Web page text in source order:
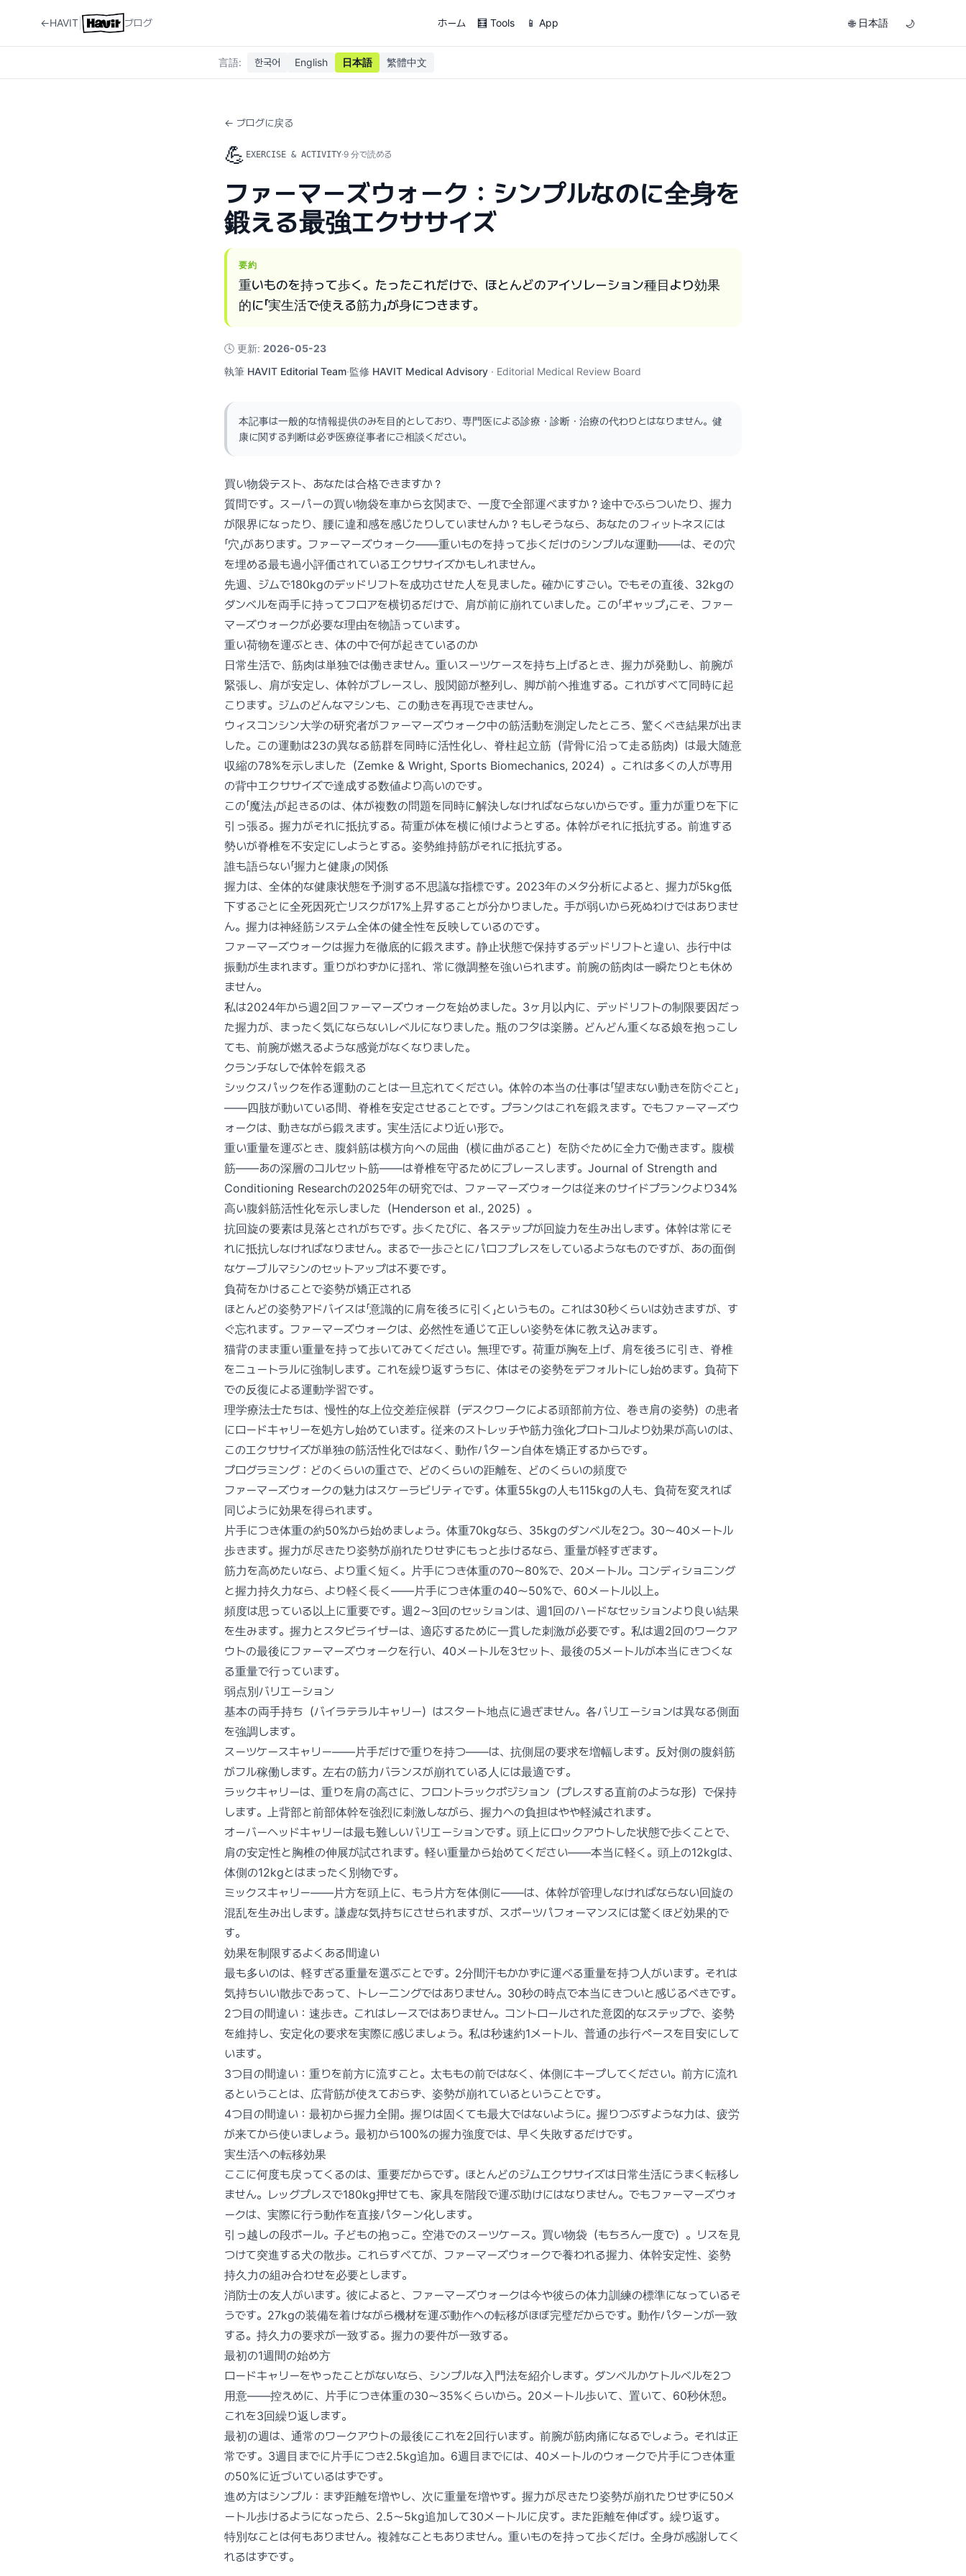
←HAVIT ブログ ホーム 🧮 Tools 📱 App 🌐 日本語 🌙
言語: 한국어 English 日本語 繁體中文
← ブログに戻る
💪 EXERCISE & ACTIVITY·9 分で読める
ファーマーズウォーク：シンプルなのに全身を
鍛える最強エクササイズ
要約
重いものを持って歩く。たったこれだけで、ほとんどのアイソレーション種目より効果
的に「実生活で使える筋力」が身につきます。
🕓 更新: 2026-05-23
執筆 HAVIT Editorial Team·監修 HAVIT Medical Advisory · Editorial Medical Review Board
本記事は一般的な情報提供のみを目的としており、専門医による診療・診断・治療の代わりとはなりません。健
康に関する判断は必ず医療従事者にご相談ください。
買い物袋テスト、あなたは合格できますか？
質問です。スーパーの買い物袋を車から玄関まで、一度で全部運べますか？途中でふらついたり、握力
が限界になったり、腰に違和感を感じたりしていませんか？もしそうなら、あなたのフィットネスには
「穴」があります。ファーマーズウォーク——重いものを持って歩くだけのシンプルな運動——は、その穴
を埋める最も過小評価されているエクササイズかもしれません。
先週、ジムで180kgのデッドリフトを成功させた人を見ました。確かにすごい。でもその直後、32kgの
ダンベルを両手に持ってフロアを横切るだけで、肩が前に崩れていました。この「ギャップ」こそ、ファー
マーズウォークが必要な理由を物語っています。
重い荷物を運ぶとき、体の中で何が起きているのか
日常生活で、筋肉は単独では働きません。重いスーツケースを持ち上げるとき、握力が発動し、前腕が
緊張し、肩が安定し、体幹がブレースし、股関節が整列し、脚が前へ推進する。これがすべて同時に起
こります。ジムのどんなマシンも、この動きを再現できません。
ウィスコンシン大学の研究者がファーマーズウォーク中の筋活動を測定したところ、驚くべき結果が出ま
した。この運動は23の異なる筋群を同時に活性化し、脊柱起立筋（背骨に沿って走る筋肉）は最大随意
収縮の78%を示しました（Zemke & Wright, Sports Biomechanics, 2024）。これは多くの人が専用
の背中エクササイズで達成する数値より高いのです。
この「魔法」が起きるのは、体が複数の問題を同時に解決しなければならないからです。重力が重りを下に
引っ張る。握力がそれに抵抗する。荷重が体を横に傾けようとする。体幹がそれに抵抗する。前進する
勢いが脊椎を不安定にしようとする。姿勢維持筋がそれに抵抗する。
誰も語らない「握力と健康」の関係
握力は、全体的な健康状態を予測する不思議な指標です。2023年のメタ分析によると、握力が5kg低
下するごとに全死因死亡リスクが17%上昇することが分かりました。手が弱いから死ぬわけではありませ
ん。握力は神経筋システム全体の健全性を反映しているのです。
ファーマーズウォークは握力を徹底的に鍛えます。静止状態で保持するデッドリフトと違い、歩行中は
振動が生まれます。重りがわずかに揺れ、常に微調整を強いられます。前腕の筋肉は一瞬たりとも休め
ません。
私は2024年から週2回ファーマーズウォークを始めました。3ヶ月以内に、デッドリフトの制限要因だっ
た握力が、まったく気にならないレベルになりました。瓶のフタは楽勝。どんどん重くなる娘を抱っこし
ても、前腕が燃えるような感覚がなくなりました。
クランチなしで体幹を鍛える
シックスパックを作る運動のことは一旦忘れてください。体幹の本当の仕事は「望まない動きを防ぐこと」
——四肢が動いている間、脊椎を安定させることです。プランクはこれを鍛えます。でもファーマーズウ
ォークは、動きながら鍛えます。実生活により近い形で。
重い重量を運ぶとき、腹斜筋は横方向への屈曲（横に曲がること）を防ぐために全力で働きます。腹横
筋——あの深層のコルセット筋——は脊椎を守るためにブレースします。Journal of Strength and
Conditioning Researchの2025年の研究では、ファーマーズウォークは従来のサイドプランクより34%
高い腹斜筋活性化を示しました（Henderson et al., 2025）。
抗回旋の要素は見落とされがちです。歩くたびに、各ステップが回旋力を生み出します。体幹は常にそ
れに抵抗しなければなりません。まるで一歩ごとにパロフプレスをしているようなものですが、あの面倒
なケーブルマシンのセットアップは不要です。
負荷をかけることで姿勢が矯正される
ほとんどの姿勢アドバイスは「意識的に肩を後ろに引く」というもの。これは30秒くらいは効きますが、す
ぐ忘れます。ファーマーズウォークは、必然性を通じて正しい姿勢を体に教え込みます。
猫背のまま重い重量を持って歩いてみてください。無理です。荷重が胸を上げ、肩を後ろに引き、脊椎
をニュートラルに強制します。これを繰り返すうちに、体はその姿勢をデフォルトにし始めます。負荷下
での反復による運動学習です。
理学療法士たちは、慢性的な上位交差症候群（デスクワークによる頭部前方位、巻き肩の姿勢）の患者
にロードキャリーを処方し始めています。従来のストレッチや筋力強化プロトコルより効果が高いのは、
このエクササイズが単独の筋活性化ではなく、動作パターン自体を矯正するからです。
プログラミング：どのくらいの重さで、どのくらいの距離を、どのくらいの頻度で
ファーマーズウォークの魅力はスケーラビリティです。体重55kgの人も115kgの人も、負荷を変えれば
同じように効果を得られます。
片手につき体重の約50%から始めましょう。体重70kgなら、35kgのダンベルを2つ。30〜40メートル
歩きます。握力が尽きたり姿勢が崩れたりせずにもっと歩けるなら、重量が軽すぎます。
筋力を高めたいなら、より重く短く。片手につき体重の70〜80%で、20メートル。コンディショニング
と握力持久力なら、より軽く長く——片手につき体重の40〜50%で、60メートル以上。
頻度は思っている以上に重要です。週2〜3回のセッションは、週1回のハードなセッションより良い結果
を生みます。握力とスタビライザーは、適応するために一貫した刺激が必要です。私は週2回のワークア
ウトの最後にファーマーズウォークを行い、40メートルを3セット、最後の5メートルが本当にきつくな
る重量で行っています。
弱点別バリエーション
基本の両手持ち（バイラテラルキャリー）はスタート地点に過ぎません。各バリエーションは異なる側面
を強調します。
スーツケースキャリー——片手だけで重りを持つ——は、抗側屈の要求を増幅します。反対側の腹斜筋
がフル稼働します。左右の筋力バランスが崩れている人には最適です。
ラックキャリーは、重りを肩の高さに、フロントラックポジション（プレスする直前のような形）で保持
します。上背部と前部体幹を強烈に刺激しながら、握力への負担はやや軽減されます。
オーバーヘッドキャリーは最も難しいバリエーションです。頭上にロックアウトした状態で歩くことで、
肩の安定性と胸椎の伸展が試されます。軽い重量から始めてください——本当に軽く。頭上の12kgは、
体側の12kgとはまったく別物です。
ミックスキャリー——片方を頭上に、もう片方を体側に——は、体幹が管理しなければならない回旋の
混乱を生み出します。謙虚な気持ちにさせられますが、スポーツパフォーマンスには驚くほど効果的で
す。
効果を制限するよくある間違い
最も多いのは、軽すぎる重量を選ぶことです。2分間汗もかかずに運べる重量を持つ人がいます。それは
気持ちいい散歩であって、トレーニングではありません。30秒の時点で本当にきついと感じるべきです。
2つ目の間違い：速歩き。これはレースではありません。コントロールされた意図的なステップで、姿勢
を維持し、安定化の要求を実際に感じましょう。私は秒速約1メートル、普通の歩行ペースを目安にして
います。
3つ目の間違い：重りを前方に流すこと。太ももの前ではなく、体側にキープしてください。前方に流れ
るということは、広背筋が使えておらず、姿勢が崩れているということです。
4つ目の間違い：最初から握力全開。握りは固くても最大ではないように。握りつぶすような力は、疲労
が来てから使いましょう。最初から100%の握力強度では、早く失敗するだけです。
実生活への転移効果
ここに何度も戻ってくるのは、重要だからです。ほとんどのジムエクササイズは日常生活にうまく転移し
ません。レッグプレスで180kg押せても、家具を階段で運ぶ助けにはなりません。でもファーマーズウォ
ークは、実際に行う動作を直接パターン化します。
引っ越しの段ボール。子どもの抱っこ。空港でのスーツケース。買い物袋（もちろん一度で）。リスを見
つけて突進する犬の散歩。これらすべてが、ファーマーズウォークで養われる握力、体幹安定性、姿勢
持久力の組み合わせを必要とします。
消防士の友人がいます。彼によると、ファーマーズウォークは今や彼らの体力訓練の標準になっているそ
うです。27kgの装備を着けながら機材を運ぶ動作への転移がほぼ完璧だからです。動作パターンが一致
する。持久力の要求が一致する。握力の要件が一致する。
最初の1週間の始め方
ロードキャリーをやったことがないなら、シンプルな入門法を紹介します。ダンベルかケトルベルを2つ
用意——控えめに、片手につき体重の30〜35%くらいから。20メートル歩いて、置いて、60秒休憩。
これを3回繰り返します。
最初の週は、通常のワークアウトの最後にこれを2回行います。前腕が筋肉痛になるでしょう。それは正
常です。3週目までに片手につき2.5kg追加。6週目までには、40メートルのウォークで片手につき体重
の50%に近づいているはずです。
進め方はシンプル：まず距離を増やし、次に重量を増やす。握力が尽きたり姿勢が崩れたりせずに50メ
ートル歩けるようになったら、2.5〜5kg追加して30メートルに戻す。また距離を伸ばす。繰り返す。
特別なことは何もありません。複雑なこともありません。重いものを持って歩くだけ。全身が感謝してく
れるはずです。